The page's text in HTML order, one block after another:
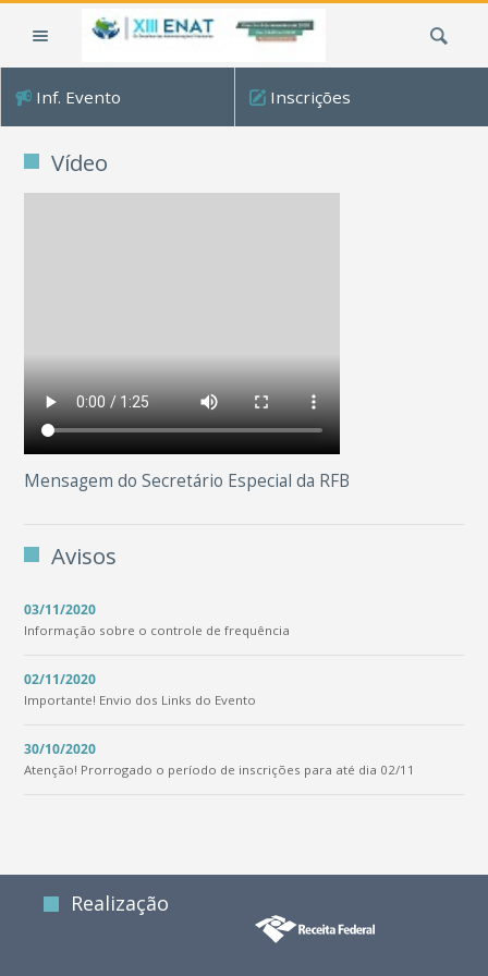
Inf. Evento Inscrições
Vídeo
Mensagem do Secretário Especial da RFB
Avisos
03/11/2020
Informação sobre o controle de frequência
02/11/2020
Importante! Envio dos Links do Evento
30/10/2020
Atenção! Prorrogado o período de inscrições para até dia 02/11
Realização